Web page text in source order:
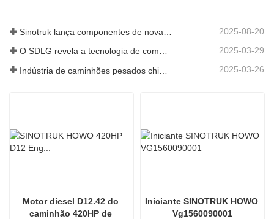
2025-08-20
O SDLG revela a tecnologia de componentes de caminhões de próxima geração para aumentar a eficiência da logística global 2025-03-29
2025-03-26
Motor diesel D12.42 do
caminhão 420HP de
Iniciante SINOTRUK HOWO
Vg1560090001